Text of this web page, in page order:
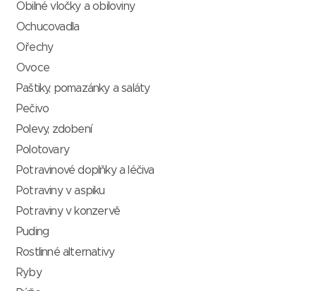
Obilné vločky a obiloviny
Ochucovadla
Ořechy
Ovoce
Paštiky, pomazánky a saláty
Pečivo
Polevy, zdobení
Polotovary
Potravinové doplňky a léčiva
Potraviny v aspiku
Potraviny v konzervě
Puding
Rostlinné alternativy
Ryby